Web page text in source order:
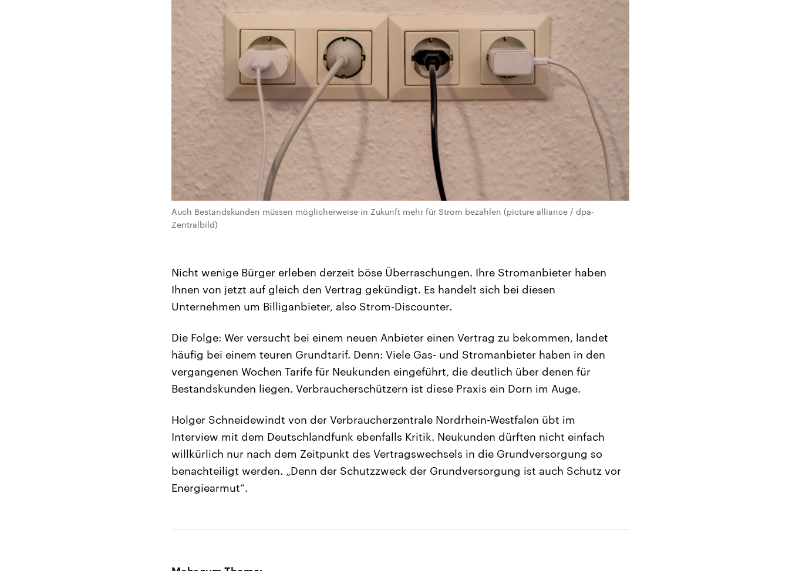
Auch Bestandskunden müssen möglicherweise in Zukunft mehr für Strom bezahlen (picture alliance / dpa-
Zentralbild)
Nicht wenige Bürger erleben derzeit böse Überraschungen. Ihre Stromanbieter haben
Ihnen von jetzt auf gleich den Vertrag gekündigt. Es handelt sich bei diesen
Unternehmen um Billiganbieter, also Strom-Discounter.
Die Folge: Wer versucht bei einem neuen Anbieter einen Vertrag zu bekommen, landet
häufig bei einem teuren Grundtarif. Denn: Viele Gas- und Stromanbieter haben in den
vergangenen Wochen Tarife für Neukunden eingeführt, die deutlich über denen für
Bestandskunden liegen. Verbraucherschützern ist diese Praxis ein Dorn im Auge.
Holger Schneidewindt von der Verbraucherzentrale Nordrhein-Westfalen übt im
Interview mit dem Deutschlandfunk ebenfalls Kritik. Neukunden dürften nicht einfach
willkürlich nur nach dem Zeitpunkt des Vertragswechsels in die Grundversorgung so
benachteiligt werden. „Denn der Schutzzweck der Grundversorgung ist auch Schutz vor
Energiearmut“.